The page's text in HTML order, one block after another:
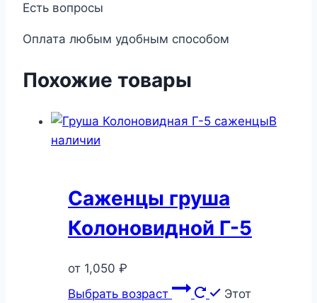
Есть вопросы
Оплата любым удобным способом
Похожие товары
В
наличии
Саженцы груша
Колоновидной Г-5
от 1,050 ₽
Выбрать возраст
Этот